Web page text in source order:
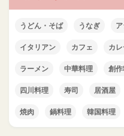
うどん・そば うなぎ
イタリアン カフェ カ
ラーメン 中華料理 創
四川料理 寿司 居酒屋
焼肉 鍋料理 韓国料理